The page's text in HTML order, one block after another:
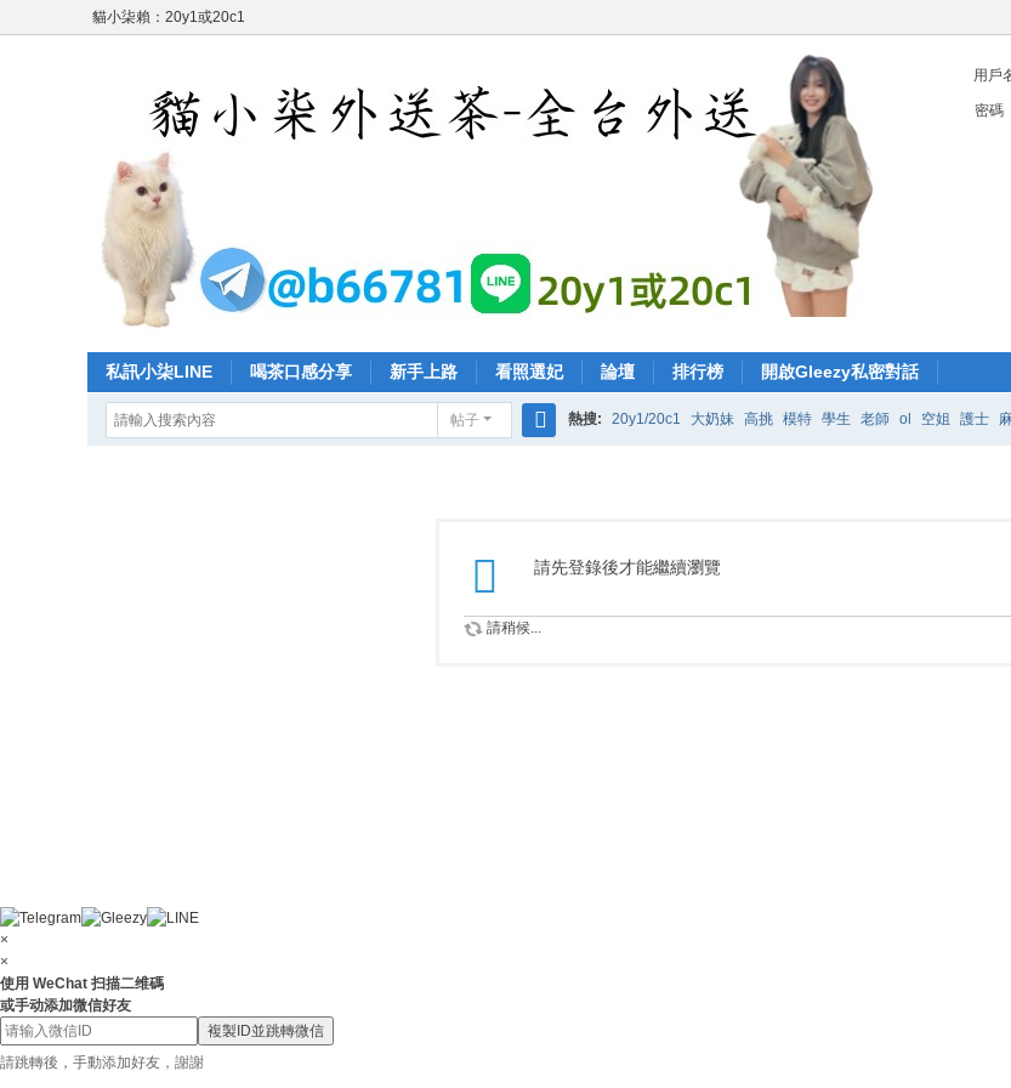
貓小柒賴：20y1或20c1
用戶
密碼
私訊小柒LINE 喝茶口感分享 新手上路 看照選妃 論壇 排行榜 開啟Gleezy私密對話
帖子 熱搜: 20y1/20c1 大奶妹 高挑 模特 學生 老師 ol 空姐 護士
請先登錄後才能繼續瀏覽
請稍候...
×
×
使用 WeChat 扫描二维碼
或手动添加微信好友
複製ID並跳轉微信
請跳轉後，手動添加好友，謝謝